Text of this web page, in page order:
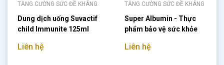
TĂNG CƯỜNG SỨC ĐỀ KHÁNG
Dung dịch uống Suvactif
child Immunite 125ml
Liên hệ
TĂNG CƯỜNG SỨC ĐỀ KHÁNG
Super Albumin - Thực
phẩm bảo vệ sức khỏe
Liên hệ